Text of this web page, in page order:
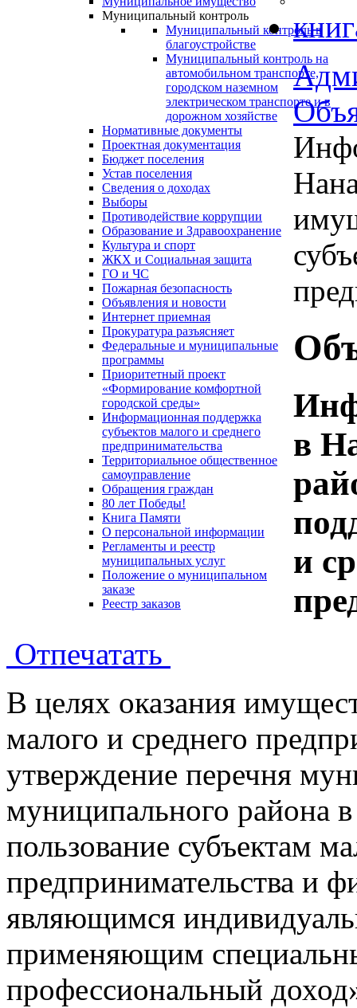
Муниципальный контроль
Муниципальный контроль в
благоустройстве
Муниципальный контроль на
автомобильном транспорте,
городском наземном
электрическом транспорте и в
дорожном хозяйстве
Нормативные документы
Проектная документация
Бюджет поселения
Устав поселения
Сведения о доходах
Выборы
Противодействие коррупции
Образование и Здравоохранение
Культура и спорт
ЖКХ и Социальная защита
ГО и ЧС
Пожарная безопасность
Объявления и новости
Интернет приемная
Прокуратура разъясняет
Федеральные и муниципальные
программы
Приоритетный проект
«Формирование комфортной
городской среды»
Информационная поддержка
субъектов малого и среднего
предпринимательства
Территориальное общественное
самоуправление
Обращения граждан
80 лет Победы!
Книга Памяти
О персональной информации
Регламенты и реестр
муниципальных услуг
Положение о муниципальном
заказе
Реестр заказов
в
и
Отпечатать
В целях оказания
малого и среднего
утверждение перечня
муниципального района
пользование субъектам
предпринимательства и
являющимся
применяющим
профессиональный